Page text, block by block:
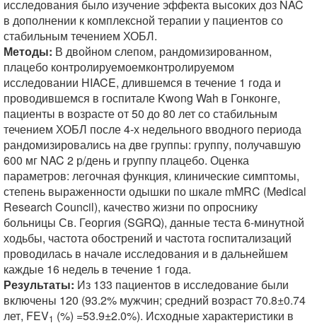
исследования было изучение эффекта высоких доз NAC
в дополнении к комплексной терапии у пациентов со
стабильным течением ХОБЛ.
Методы: В двойном слепом, рандомизированном,
плацебо контролируемоемконтролируемом
исследовании HIACE, длившемся в течение 1 года и
проводившемся в госпитале Kwong Wah в Гонконге,
пациенты в возрасте от 50 до 80 лет со стабильным
течением ХОБЛ после 4-х недельного вводного периода
рандомизировались на две группы: группу, получавшую
600 мг NAC 2 р/день и группу плацебо. Оценка
параметров: легочная функция, клинические симптомы,
степень выраженности одышки по шкале mMRC (Medical
Research Council), качество жизни по опроснику
больницы Св. Георгия (SGRQ), данные теста 6-минутной
ходьбы, частота обострений и частота госпитализаций
проводилась в начале исследования и в дальнейшем
каждые 16 недель в течение 1 года.
Результаты: Из 133 пациентов в исследование были
включены 120 (93.2% мужчин; средний возраст 70.8±0.74
лет, FEV1 (%) =53.9±2.0%). Исходные характеристики в